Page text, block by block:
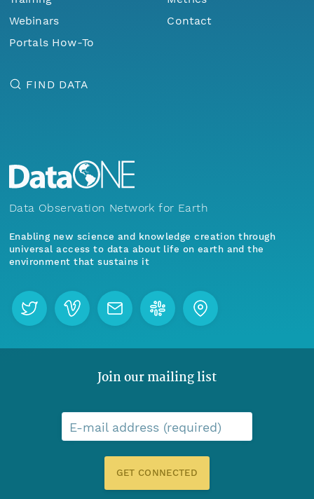
Webinars
Portals How-To
Contact
FIND DATA
Data Observation Network for Earth
Enabling new science and knowledge creation through
universal access to data about life on earth and the
environment that sustains it
Join our mailing list
E-mail address (required)
GET CONNECTED